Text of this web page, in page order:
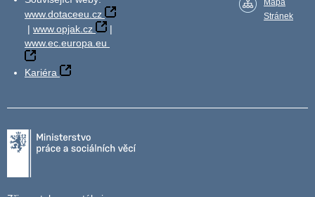
www.dotaceeu.cz
| www.opjak.cz
|
www.ec.europa.eu
Kariéra
Mapa
Stránek